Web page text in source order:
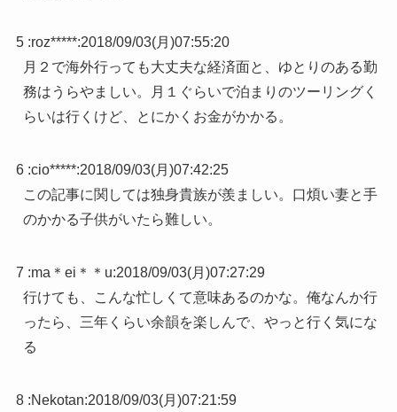
5 :roz*****:2018/09/03(月)07:55:20
月２で海外行っても大丈夫な経済面と、ゆとりのある勤
務はうらやましい。月１ぐらいで泊まりのツーリングく
らいは行くけど、とにかくお金がかかる。
6 :cio*****:2018/09/03(月)07:42:25
この記事に関しては独身貴族が羨ましい。口煩い妻と手
のかかる子供がいたら難しい。
7 :ma＊ei＊＊u:2018/09/03(月)07:27:29
行けても、こんな忙しくて意味あるのかな。俺なんか行
ったら、三年くらい余韻を楽しんで、やっと行く気にな
る
8 :Nekotan:2018/09/03(月)07:21:59